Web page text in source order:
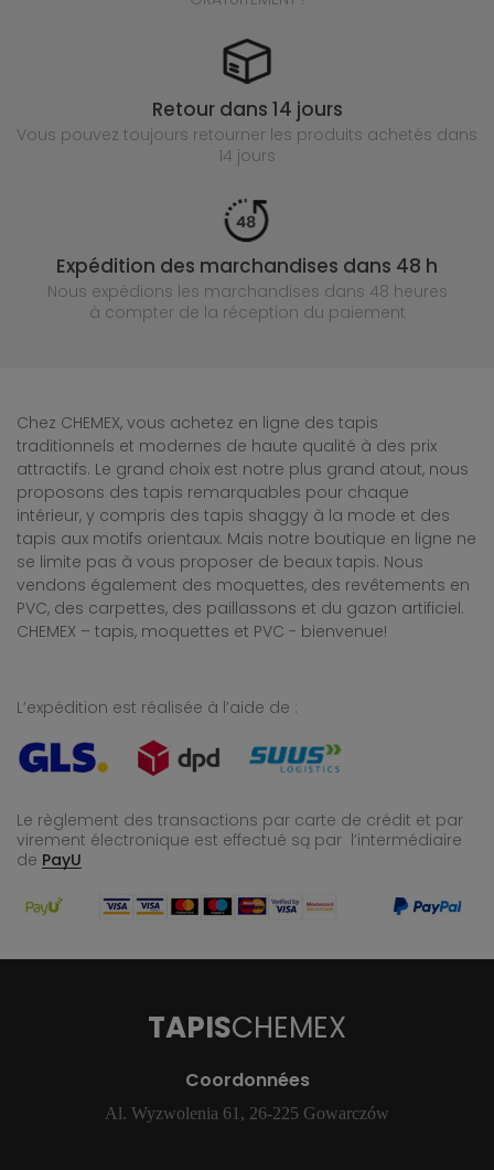
Retour dans 14 jours
Vous pouvez toujours retourner les produits achetés dans
14 jours
Expédition des marchandises dans 48 h
Nous expédions les marchandises dans 48 heures
à compter de la réception du paiement
Chez CHEMEX, vous achetez en ligne des tapis
traditionnels et modernes de haute qualité à des prix
attractifs. Le grand choix est notre plus grand atout, nous
proposons des tapis remarquables pour chaque
intérieur, y compris des tapis shaggy à la mode et des
tapis aux motifs orientaux. Mais notre boutique en ligne ne
se limite pas à vous proposer de beaux tapis. Nous
vendons également des moquettes, des revêtements en
PVC, des carpettes, des paillassons et du gazon artificiel.
CHEMEX – tapis, moquettes et PVC - bienvenue!
L’expédition est réalisée à l’aide de :
Le règlement des transactions par carte de crédit et par
virement électronique est effectué są par l’intermédiaire
de PayU
TAPISCHEMEX
Coordonnées
Al. Wyzwolenia 61, 26-225 Gowarczów